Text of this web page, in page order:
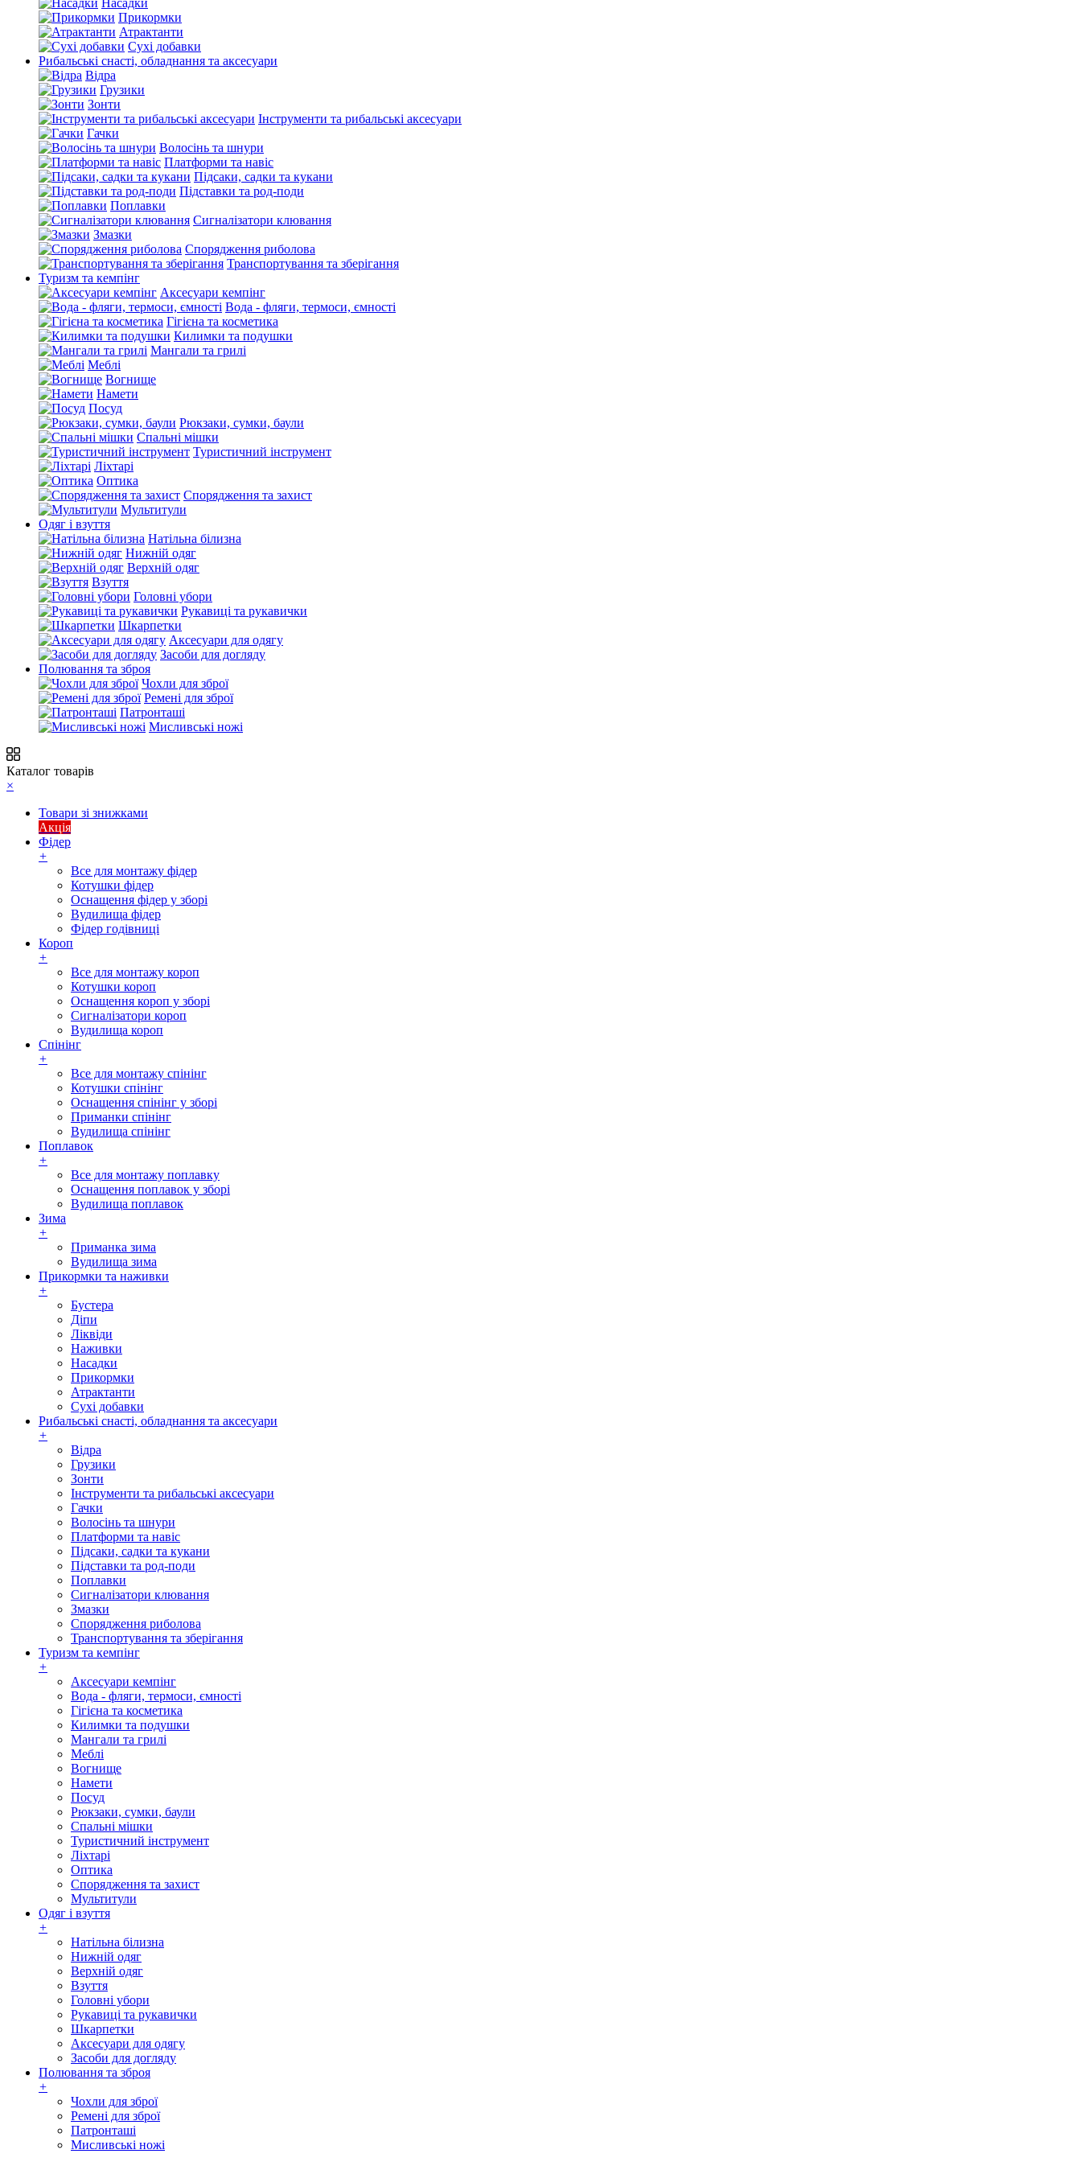
Насадки
Прикормки
Атрактанти
Сухі добавки
Рибальські снасті, обладнання та аксесуари
Відра
Грузики
Зонти
Інструменти та рибальські аксесуари
Гачки
Волосінь та шнури
Платформи та навіс
Підсаки, садки та кукани
Підставки та род-поди
Поплавки
Сигналізатори клювання
Змазки
Спорядження риболова
Транспортування та зберігання
Туризм та кемпінг
Аксесуари кемпінг
Вода - фляги, термоси, ємності
Гігієна та косметика
Килимки та подушки
Мангали та грилі
Меблі
Вогнище
Намети
Посуд
Рюкзаки, сумки, баули
Спальні мішки
Туристичний інструмент
Ліхтарі
Оптика
Спорядження та захист
Мультитули
Одяг і взуття
Натільна білизна
Нижній одяг
Верхній одяг
Взуття
Головні убори
Рукавиці та рукавички
Шкарпетки
Аксесуари для одягу
Засоби для догляду
Полювання та зброя
Чохли для зброї
Ремені для зброї
Патронташі
Мисливські ножі
Каталог товарів
×
Товари зі знижками
Акція
Фідер
+
Все для монтажу фідер
Котушки фідер
Оснащення фідер у зборі
Вудилища фідер
Фідер годівниці
Короп
+
Все для монтажу короп
Котушки короп
Оснащення короп у зборі
Сигналізатори короп
Вудилища короп
Спінінг
+
Все для монтажу спінінг
Котушки спінінг
Оснащення спінінг у зборі
Приманки спінінг
Вудилища спінінг
Поплавок
+
Все для монтажу поплавку
Оснащення поплавок у зборі
Вудилища поплавок
Зима
+
Приманка зима
Вудилища зима
Прикормки та наживки
+
Бустера
Діпи
Ліквіди
Наживки
Насадки
Прикормки
Атрактанти
Сухі добавки
Рибальські снасті, обладнання та аксесуари
+
Відра
Грузики
Зонти
Інструменти та рибальські аксесуари
Гачки
Волосінь та шнури
Платформи та навіс
Підсаки, садки та кукани
Підставки та род-поди
Поплавки
Сигналізатори клювання
Змазки
Спорядження риболова
Транспортування та зберігання
Туризм та кемпінг
+
Аксесуари кемпінг
Вода - фляги, термоси, ємності
Гігієна та косметика
Килимки та подушки
Мангали та грилі
Меблі
Вогнище
Намети
Посуд
Рюкзаки, сумки, баули
Спальні мішки
Туристичний інструмент
Ліхтарі
Оптика
Спорядження та захист
Мультитули
Одяг і взуття
+
Натільна білизна
Нижній одяг
Верхній одяг
Взуття
Головні убори
Рукавиці та рукавички
Шкарпетки
Аксесуари для одягу
Засоби для догляду
Полювання та зброя
+
Чохли для зброї
Ремені для зброї
Патронташі
Мисливські ножі